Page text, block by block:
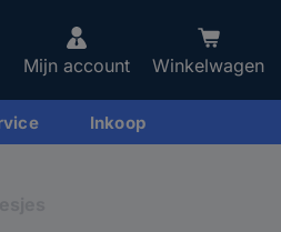
Mijn account Winkelwagen
Inkoop